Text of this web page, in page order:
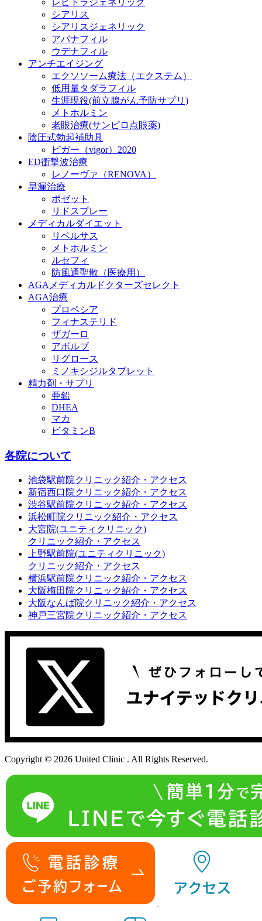
レビトラジェネリック
シアリス
シアリスジェネリック
アバナフィル
ウデナフィル
アンチエイジング
エクソソーム療法（エクステム）
低用量タダラフィル
生涯現役(前立腺がん予防サプリ)
メトホルミン
老眼治療(サンピロ点眼薬)
陰圧式勃起補助具
ビガー（vigor）2020
ED衝撃波治療
レノーヴァ（RENOVA）
早漏治療
ポゼット
リドスプレー
メディカルダイエット
リベルサス
メトホルミン
ルセフィ
防風通聖散（医療用）
AGAメディカルドクターズセレクト
AGA治療
プロペシア
フィナステリド
ザガーロ
アボルブ
リグロース
ミノキシジルタブレット
精力剤・サプリ
亜鉛
DHEA
マカ
ビタミンB
各院について
池袋駅前院クリニック紹介・アクセス
新宿西口院クリニック紹介・アクセス
渋谷駅前院クリニック紹介・アクセス
浜松町院クリニック紹介・アクセス
大宮院(ユニティクリニック)
クリニック紹介・アクセス
上野駅前院(ユニティクリニック)
クリニック紹介・アクセス
横浜駅前院クリニック紹介・アクセス
大阪梅田院クリニック紹介・アクセス
大阪なんば院クリニック紹介・アクセス
神戸三宮院クリニック紹介・アクセス
Copyright © 2026 United Clinic . All Rights Reserved.